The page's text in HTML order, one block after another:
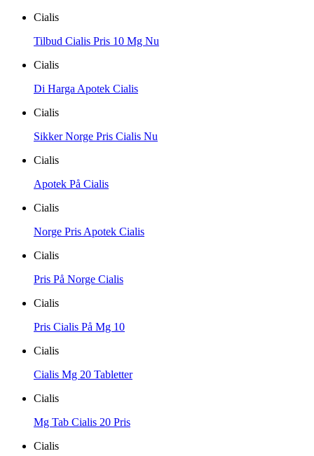
Cialis
Tilbud Cialis Pris 10 Mg Nu
Cialis
Di Harga Apotek Cialis
Cialis
Sikker Norge Pris Cialis Nu
Cialis
Apotek På Cialis
Cialis
Norge Pris Apotek Cialis
Cialis
Pris På Norge Cialis
Cialis
Pris Cialis På Mg 10
Cialis
Cialis Mg 20 Tabletter
Cialis
Mg Tab Cialis 20 Pris
Cialis